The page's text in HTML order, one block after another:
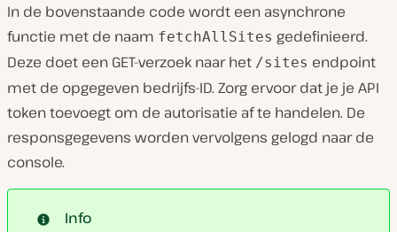
In de bovenstaande code wordt een asynchrone
functie met de naam fetchAllSites gedefinieerd.
Deze doet een GET-verzoek naar het /sites endpoint
met de opgegeven bedrijfs-ID. Zorg ervoor dat je je API
token toevoegt om de autorisatie af te handelen. De
responsgegevens worden vervolgens gelogd naar de
console.
Info